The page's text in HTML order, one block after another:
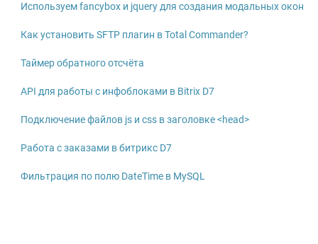
Используем fancybox и jquery для создания модальных окон
Как установить SFTP плагин в Total Commander?
Таймер обратного отсчёта
API для работы с инфоблоками в Bitrix D7
Подключение файлов js и css в заголовке <head>
Работа с заказами в битрикс D7
Фильтрация по полю DateTime в MySQL